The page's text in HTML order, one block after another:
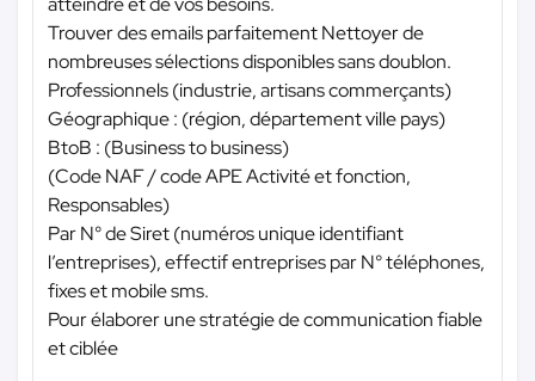
Trouver des emails parfaitement Nettoyer de
nombreuses sélections disponibles sans doublon.
Professionnels (industrie, artisans commerçants)
Géographique : (région, département ville pays)
BtoB : (Business to business)
(Code NAF / code APE Activité et fonction,
Responsables)
Par N° de Siret (numéros unique identifiant
l’entreprises), effectif entreprises par N° téléphones,
fixes et mobile sms.
Pour élaborer une stratégie de communication fiable
et ciblée